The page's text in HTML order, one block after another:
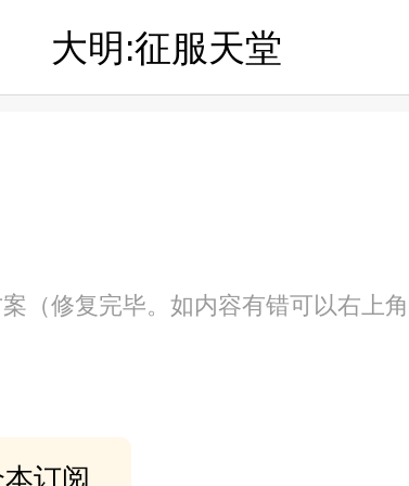
大明:征服天堂
（修复完毕。如内容有错可以右上
订阅